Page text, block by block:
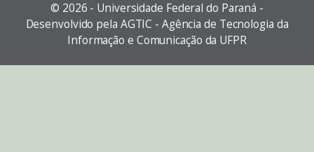
© 2026 - Universidade Federal do Paraná -
Desenvolvido pela AGTIC - Agência de Tecnologia da
Informação e Comunicação da UFPR